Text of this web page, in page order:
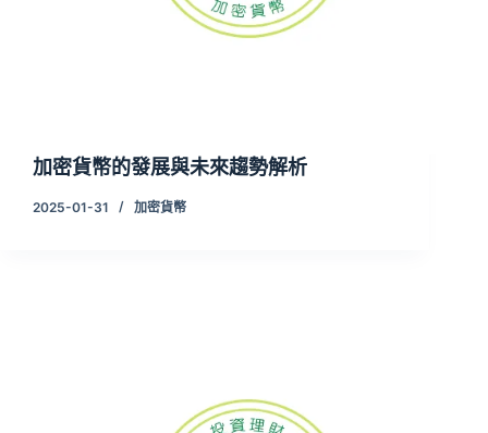
加密貨幣的發展與未來趨勢解析
2025-01-31 加密貨幣